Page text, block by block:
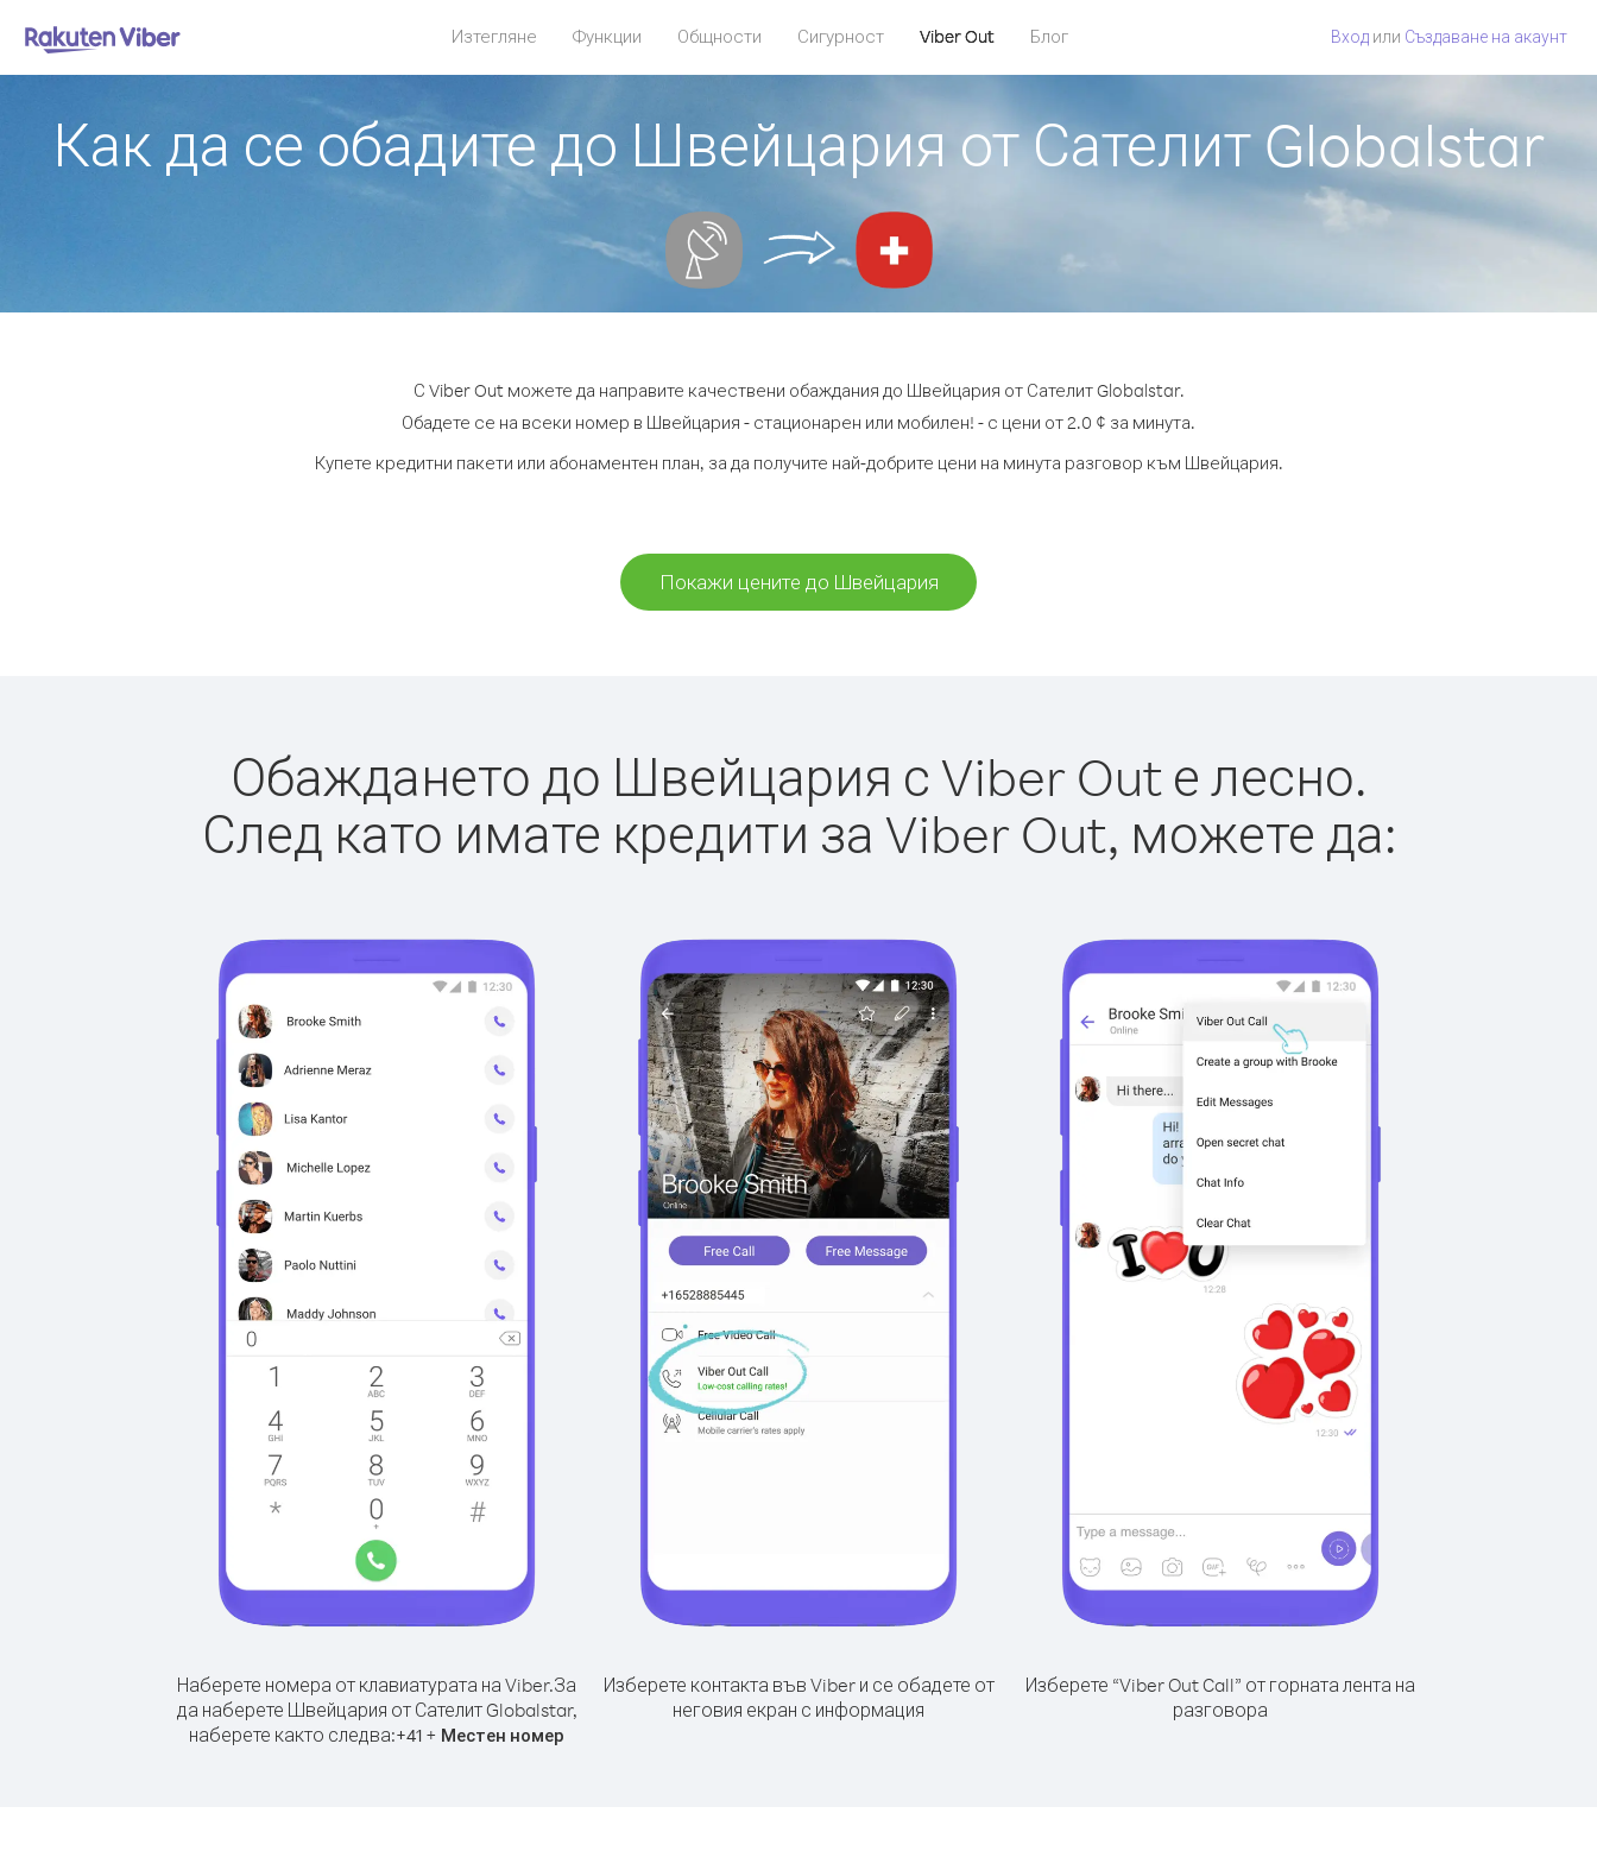
Изтегляне Функции Общности Сигурност Viber Out Блог Вход или Създаване на акаунт
Как да се обадите до Швейцария от Сателит Globalstar
С Viber Out можете да направите качествени обаждания до Швейцария от Сателит Globalstar.
Обадете се на всеки номер в Швейцария - стационарен или мобилен! - с цени от 2.0 ¢ за минута.
Купете кредитни пакети или абонаментен план, за да получите най-добрите цени на минута разговор към Швейцария.
Покажи цените до Швейцария
Обаждането до Швейцария с Viber Out е лесно.
След като имате кредити за Viber Out, можете да:
Наберете номера от клавиатурата на Viber.За
да наберете Швейцария от Сателит Globalstar,
наберете както следва:+41 + Местен номер
Изберете контакта във Viber и се обадете от
неговия екран с информация
Изберете “Viber Out Call” от горната лента на
разговора